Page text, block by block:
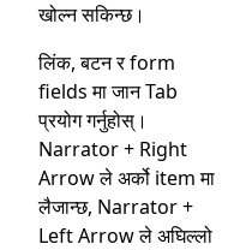
खोल्न सकिन्छ।
लिंक, बटन र form
fields मा जान Tab
प्रयोग गर्नुहोस्।
Narrator + Right
Arrow ले अर्को item मा
लैजान्छ, Narrator +
Left Arrow ले अघिल्लो